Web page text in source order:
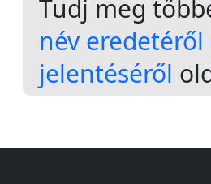
Tudj meg
név eredetéről
jelentéséről